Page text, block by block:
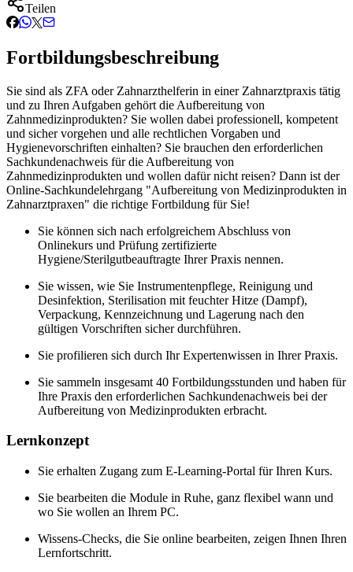
Teilen
Fortbildungsbeschreibung
Sie sind als ZFA oder Zahnarzthelferin in einer Zahnarztpraxis tätig
und zu Ihren Aufgaben gehört die Aufbereitung von
Zahnmedizinprodukten? Sie wollen dabei professionell, kompetent
und sicher vorgehen und alle rechtlichen Vorgaben und
Hygienevorschriften einhalten? Sie brauchen den erforderlichen
Sachkundenachweis für die Aufbereitung von
Zahnmedizinprodukten und wollen dafür nicht reisen? Dann ist der
Online-Sachkundelehrgang "Aufbereitung von Medizinprodukten in
Zahnarztpraxen" die richtige Fortbildung für Sie!
Sie können sich nach erfolgreichem Abschluss von
Onlinekurs und Prüfung zertifizierte
Hygiene/Sterilgutbeauftragte Ihrer Praxis nennen.
Sie wissen, wie Sie Instrumentenpflege, Reinigung und
Desinfektion, Sterilisation mit feuchter Hitze (Dampf),
Verpackung, Kennzeichnung und Lagerung nach den
gültigen Vorschriften sicher durchführen.
Sie profilieren sich durch Ihr Expertenwissen in Ihrer Praxis.
Sie sammeln insgesamt 40 Fortbildungsstunden und haben für
Ihre Praxis den erforderlichen Sachkundenachweis bei der
Aufbereitung von Medizinprodukten erbracht.
Lernkonzept
Sie erhalten Zugang zum E-Learning-Portal für Ihren Kurs.
Sie bearbeiten die Module in Ruhe, ganz flexibel wann und
wo Sie wollen an Ihrem PC.
Wissens-Checks, die Sie online bearbeiten, zeigen Ihnen Ihren
Lernfortschritt.